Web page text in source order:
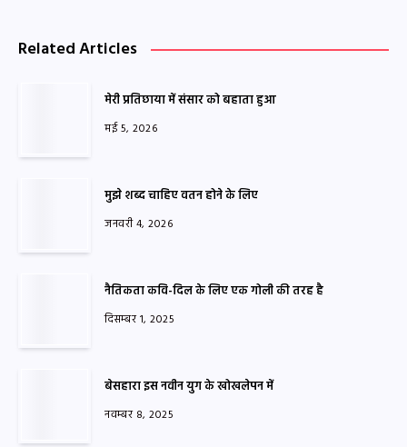
Related Articles
मेरी प्रतिछाया में संसार को बहाता हुआ
मई 5, 2026
मुझे शब्द चाहिए वतन होने के लिए
जनवरी 4, 2026
नैतिकता कवि-दिल के लिए एक गोली की तरह है
दिसम्बर 1, 2025
बेसहारा इस नवीन युग के खोखलेपन में
नवम्बर 8, 2025